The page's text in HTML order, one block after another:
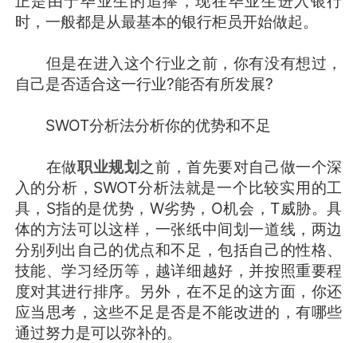
时，一般都是从最基本的银行柜员开始做起。
但是在进入这个行业之前，你有没有想过，
自己是否适合这一行业?能否有所发展?
SWOT分析法分析你的优势和不足
在做职业规划 之前，首先要对自己做一个深
入的分析，SWOT分析法就是一个比较实用的工
具，S指的是优势，W劣势，O机会，T威胁。具
体的方法可以这样，一张纸中间划一道线，两边
分别列出自己的优点和不足，包括自己的性格、
技能、学习经历等，越详细越好，并按照重要程
度对其进行排序。另外，在不足的这方面，你还
应当思考，这些不足是否是不能改进的，有哪些
通过努力是可以弥补的。